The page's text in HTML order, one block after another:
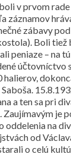
v prvom
záznamov
zábavy
Boli tiež
peniaze – na
účtovníctvo
halierov,
a ten sa pri
Zaujímavým je
oddelenia na
od
o celú